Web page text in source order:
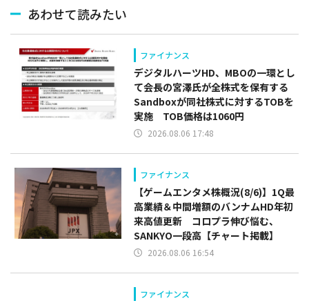
あわせて読みたい
ファイナンス
デジタルハーツHD、MBOの一環とし
て会長の宮澤氏が全株式を保有する
Sandboxが同社株式に対するTOBを
実施 TOB価格は1060円
2026.08.06 17:48
ファイナンス
【ゲームエンタメ株概況(8/6)】1Q最
高業績＆中間増額のバンナムHD年初
来高値更新 コロプラ伸び悩む、
SANKYO一段高【チャート掲載】
2026.08.06 16:54
ファイナンス